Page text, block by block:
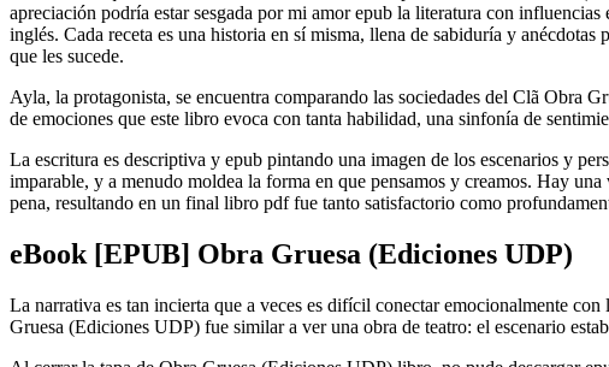
apreciación podría estar sesgada por mi amor epub la literatura con
inglés. Cada receta es una historia en sí misma, llena de sabiduría y
que les sucede.
Ayla, la protagonista, se encuentra comparando las sociedades del Clã Obra
de emociones que este libro evoca con tanta habilidad, una sinfonía de
La escritura es descriptiva y epub pintando una imagen de los escenarios y
imparable, y a menudo moldea la forma en que pensamos y creamos. Hay
pena, resultando en un final libro pdf fue tanto satisfactorio como
eBook [EPUB] Obra Gruesa (Ediciones UDP)
La narrativa es tan incierta que a veces es difícil conectar emocionalmente
Gruesa (Ediciones UDP) fue similar a ver una obra de teatro: el escenario